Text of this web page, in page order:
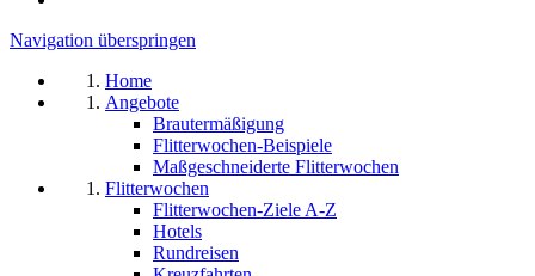
Navigation überspringen
Home
Angebote
Brautermäßigung
Flitterwochen-Beispiele
Maßgeschneiderte Flitterwochen
Flitterwochen
Flitterwochen-Ziele A-Z
Hotels
Rundreisen